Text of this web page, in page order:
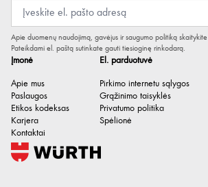
Įmonė
Apie mus
Paslaugos
Etikos kodeksas
Karjera
Kontaktai
El. parduotuvė
Pirkimo internetu sąlygos
Grąžinimo taisyklės
Privatumo politika
Spėlionė
Apie duomenų naudojimą, gavėjus ir saugumo politiką skaitykite
Pateikdami el. paštą sutinkate gauti tiesioginę rinkodarą.